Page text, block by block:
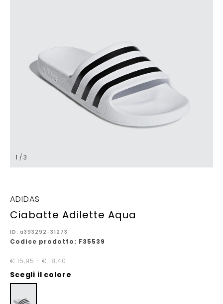
1 / 3
ADIDAS
Ciabatte Adilette Aqua
ID: a393292-31273
Codice prodotto: F35539
€ 15,95 - € 18,40
Scegli il colore